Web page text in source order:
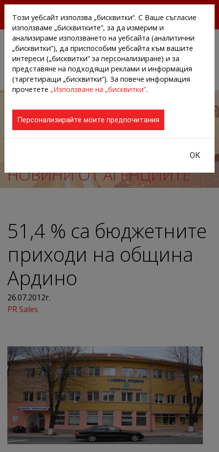
АГЕНЦИИТЕ И КОМПАНИИТЕ
НОВИНИ ОТ АГЕНЦИИТЕ
51,4 % са бюджетните
приходи на община
Ардино
26.07.2012г.
PR Sales
Този уебсайт използва „бисквитки“. С Ваше съгласие
използваме „бисквитките”, за да измерим и
анализираме използването на уебсайта (аналитични
„бисквитки”), да приспособим уебсайта към вашите
интереси („бисквитки“ за персонализиране) и за
представяне на подходящи реклами и информация
(таргетиращи „бисквитки“). За повече информация
прочетете „Използване на „бисквитки”.
Персонализирайте моите предпочитания
ОК